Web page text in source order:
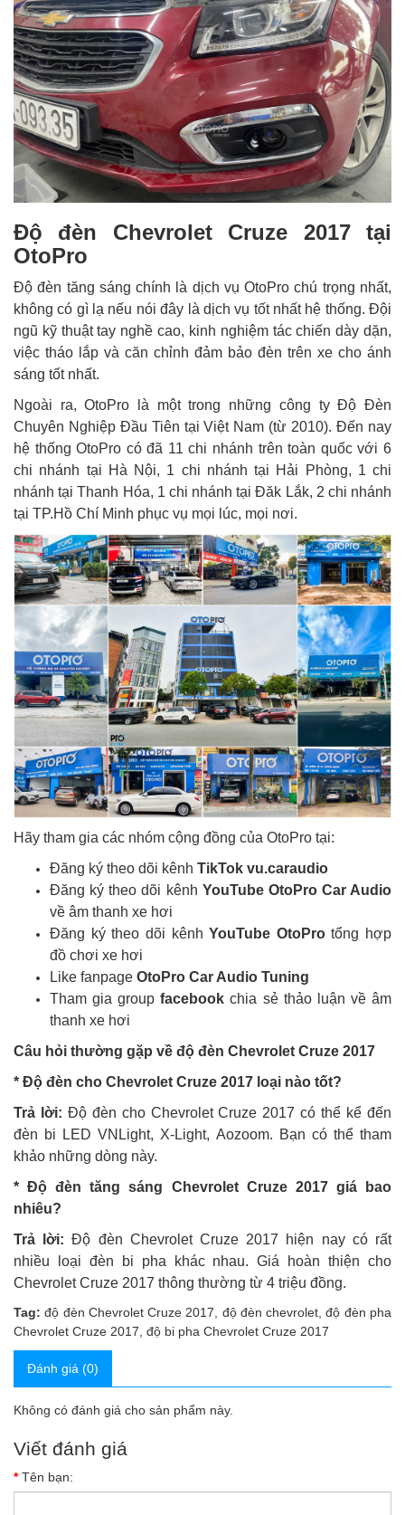
Độ đèn Chevrolet Cruze 2017 tại
OtoPro
Độ đèn tăng sáng chính là dịch vụ OtoPro chú trọng nhất,
không có gì lạ nếu nói đây là dịch vụ tốt nhất hệ thống. Đội
ngũ kỹ thuật tay nghề cao, kinh nghiệm tác chiến dày dặn,
việc tháo lắp và căn chỉnh đảm bảo đèn trên xe cho ánh
sáng tốt nhất.
Ngoài ra, OtoPro là một trong những công ty Độ Đèn
Chuyên Nghiệp Đầu Tiên tại Việt Nam (từ 2010). Đến nay
hệ thống OtoPro có đã 11 chi nhánh trên toàn quốc với 6
chi nhánh tại Hà Nội, 1 chi nhánh tại Hải Phòng, 1 chi
nhánh tại Thanh Hóa, 1 chi nhánh tại Đăk Lắk, 2 chi nhánh
tại TP.Hồ Chí Minh phục vụ mọi lúc, mọi nơi.
Hãy tham gia các nhóm cộng đồng của OtoPro tại:
Đăng ký theo dõi kênh TikTok vu.caraudio
Đăng ký theo dõi kênh YouTube OtoPro Car Audio
về âm thanh xe hơi
Đăng ký theo dõi kênhYouTube OtoProtổng hợp
đồ chơi xe hơi
Like fanpage OtoPro Car Audio Tuning
Tham gia groupfacebook chia sẻ thảo luận về âm
thanh xe hơi
Câu hỏi thường gặp về độ đèn Chevrolet Cruze 2017
* Độ đèn cho Chevrolet Cruze 2017 loại nào tốt?
Trả lời: Độ đèn cho Chevrolet Cruze 2017 có thể kể đến
đèn bi LED VNLight, X-Light, Aozoom. Bạn có thể tham
khảo những dòng này.
* Độ đèn tăng sáng Chevrolet Cruze 2017 giá bao
nhiêu?
Trả lời: Độ đèn Chevrolet Cruze 2017 hiện nay có rất
nhiều loại đèn bi pha khác nhau. Giá hoàn thiện cho
Chevrolet Cruze 2017 thông thường từ 4 triệu đồng.
Tag: độ đèn Chevrolet Cruze 2017 độ đèn chevrolet ,độ đèn pha
Chevrolet Cruze 2017 độ bi pha Chevrolet Cruze 2017
Đánh giá (0)
Không có đánh giá cho sản phẩm này.
Viết đánh giá
Tên bạn: